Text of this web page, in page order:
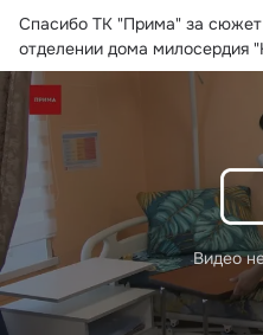
Спасибо ТК "Прима" за
отделении дома милосердия
Видео